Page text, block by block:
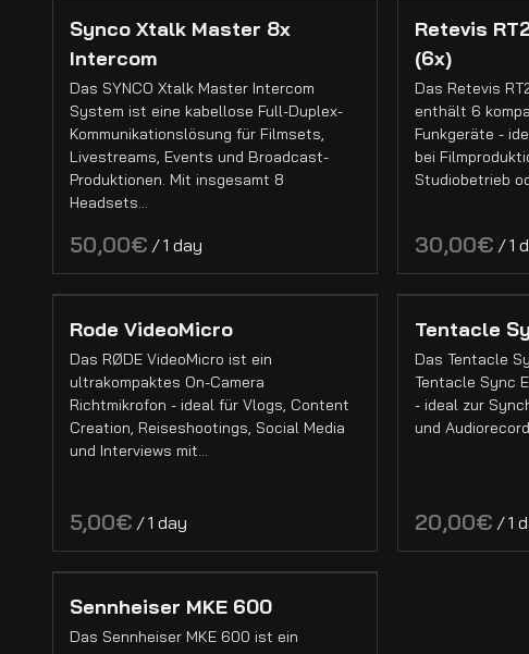
Kameras
Cinema Kameras
Foto Kameras
Drohnen
Kamera Grip
Kamera Zubehör
Akkus
Objektive
Full Frame Objektive
PL-Mount Objektive
EF-Mount Objektive
Sony E-Mount Objektive
C-Mount Objektive
APS-C Objektive
Sony E-Mount Objektive
Pl-Mount Objektive
EF-Mount Objektive
Super 16 Objektive
Objektiv Adapter
LED Lichter
Synco Xtalk Master 8x
Intercom
Das SYNCO Xtalk Master Intercom
System ist eine kabellose Full-Duplex-
Kommunikationslösung für Filmsets,
Livestreams, Events und Broadcast-
Produktionen. Mit insgesamt 8
Headsets…
/
Retevis
(6x)
Das Retevis
enthält 6
Funkgeräte -
bei
Studiobetrieb
/
Rode VideoMicro
Das RØDE VideoMicro ist ein
ultrakompaktes On-Camera
Richtmikrofon - ideal für Vlogs, Content
Creation, Reiseshootings, Social Media
und Interviews mit…
/
Tentacle
Das Tentacle
Tentacle Sync
- ideal zur
und
/
Sennheiser MKE 600
Das Sennheiser MKE 600 ist ein